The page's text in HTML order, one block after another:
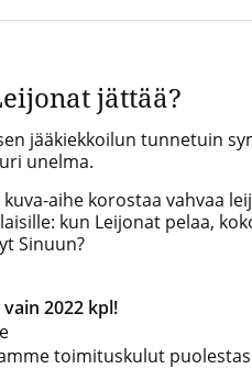
jättää?
jääkiekkoilun tunnetuin
unelma.
aihe korostaa vahvaa
kun Leijonat pelaa,
Sinuun?
vain 2022 kpl!
toimituskulut